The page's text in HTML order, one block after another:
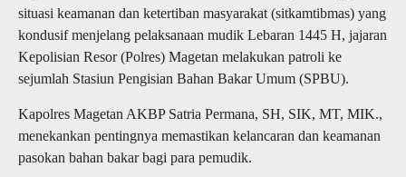
situasi keamanan dan ketertiban masyarakat (sitkamtibmas) yang
kondusif menjelang pelaksanaan mudik Lebaran 1445 H, jajaran
Kepolisian Resor (Polres) Magetan melakukan patroli ke
sejumlah Stasiun Pengisian Bahan Bakar Umum (SPBU).
Kapolres Magetan AKBP Satria Permana, SH, SIK, MT, MIK.,
menekankan pentingnya memastikan kelancaran dan keamanan
pasokan bahan bakar bagi para pemudik.